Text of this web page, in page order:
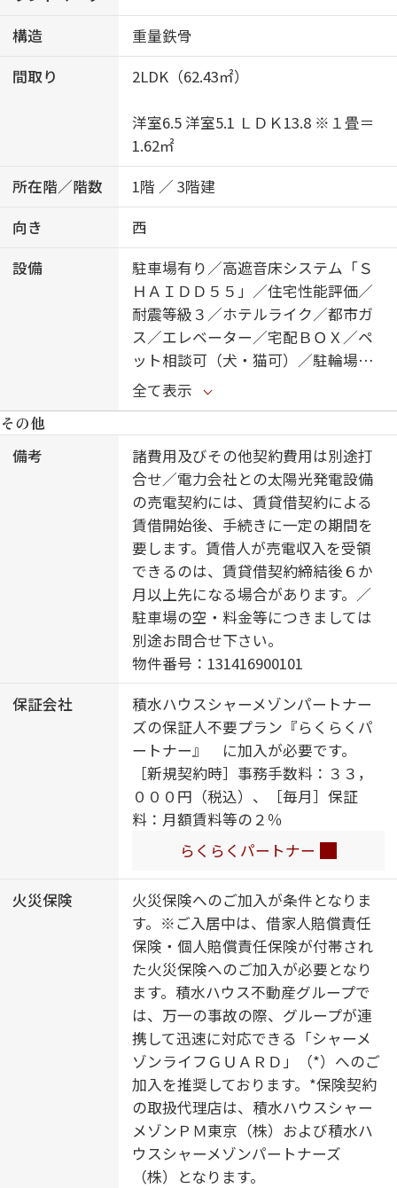
構造
重量鉄骨
間取り
2LDK（62.43㎡）
洋室6.5 洋室5.1 ＬＤＫ13.8 ※１畳＝
1.62㎡
所在階／階数
1階 ／ 3階建
向き
西
設備
駐車場有り／高遮音床システム「Ｓ
ＨＡＩＤＤ５５」／住宅性能評価／
耐震等級３／ホテルライク／都市ガ
ス／エレベーター／宅配ＢＯＸ／ペ
ット相談可（犬・猫可）／駐輪場
（屋根付き）／オートロック／防犯
カメラ／ＣＡＴＶ（都市型）／シャ
ーメゾンガーデンズ／ＬＧＢＴＱフ
レンドリー／ワークスペース／角部
屋／アクセントクロス／フローリン
グ／雨戸（電動シャッタータイプ）
／モニタ付ドアホン／全身ミラー／
間接照明／ダウンライト／インター
ネット無料（Ｗｉ－Ｆｉ対応）／防
犯ガラス（合せガラス）／ＩＯＴ対
応／給湯箇所（浴室・台所・洗面
所）／エコジョーズ／給湯器（追焚
機能付）／太陽光発電／ＺＥＨ（ネ
ット・ゼロ・エネルギー・ハウス）
／建築物省エネ性能表示制度（ＢＥ
ＬＳ）／浴室乾燥機（暖房乾燥）／
シャワー／ユニットバス１６１８／
洗濯機置場（室内）／洗髪洗面化粧
台／洗面所独立／室内物干し／対面
キッチン／ＩＨクッキングヒーター
／３口コンロ／乾燥機付食器洗浄機
ス・トイレ（セパレイト）／ウォー
クインクローゼット／床下収納庫／
大型玄関収納／下駄箱／全居室エア
コン付／エアコン（３台設置）／床
暖房／バルコニー／断熱等性能等級
５
全て表示
その他
備考
諸費用及びその他契約費用は別途打
合せ／電力会社との太陽光発電設備
の売電契約には、賃貸借契約による
賃借開始後、手続きに一定の期間を
要します。賃借人が売電収入を受領
できるのは、賃貸借契約締結後６か
月以上先になる場合があります。／
駐車場の空・料金等につきましては
別途お問合せ下さい。
物件番号：131416900101
保証会社
積水ハウスシャーメゾンパートナー
ズの保証人不要プラン『らくらくパ
ートナー』 に加入が必要です。
［新規契約時］事務手数料：３３，
０００円（税込）、［毎月］保証
料：月額賃料等の２％
らくらくパートナー
火災保険
火災保険へのご加入が条件となりま
す。※ご入居中は、借家人賠償責任
保険・個人賠償責任保険が付帯され
た火災保険へのご加入が必要となり
ます。積水ハウス不動産グループで
は、万一の事故の際、グループが連
携して迅速に対応できる「シャーメ
ゾンライフＧＵＡＲＤ」（*）へのご
加入を推奨しております。*保険契約
の取扱代理店は、積水ハウスシャー
メゾンＰＭ東京（株）および積水ハ
ウスシャーメゾンパートナーズ
（株）となります。